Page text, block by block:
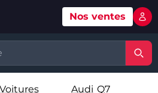
Nos ventes
Voitures
Audi Q7